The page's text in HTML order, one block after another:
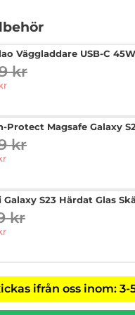
Väggladdare USB-C
pris
kr
Protect Magsafe Galaxy
pris
kr
Galaxy S23 Härdat Glas
pris
kr
ifrån oss inom: 3-